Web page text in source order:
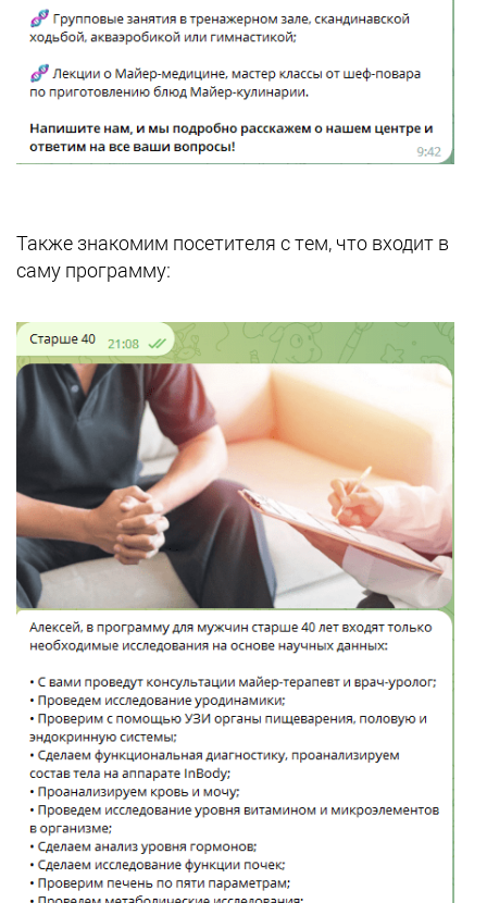
Также знакомим посетителя с тем, что входит в
саму программу: